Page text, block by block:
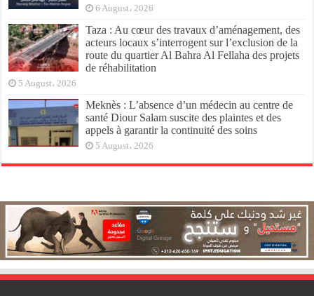
6 August، 2026
Taza : Au cœur des travaux d’aménagement, des
acteurs locaux s’interrogent sur l’exclusion de la
route du quartier Al Bahra Al Fellaha des projets
de réhabilitation
5 August، 2026
Meknès : L’absence d’un médecin au centre de
santé Diour Salam suscite des plaintes et des
appels à garantir la continuité des soins
5 August، 2026